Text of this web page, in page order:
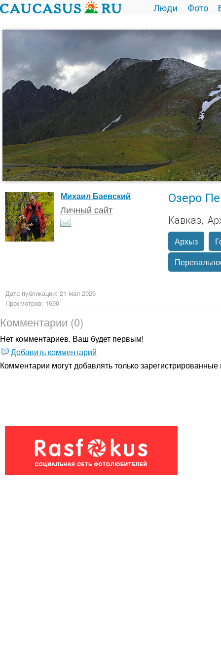
Люди Фото
Михаил Баевский
Личный сайт
Озеро
Кавказ,
Архыз
Дата публикации: 21 мая 2026
Просмотров: 1690
Комментарии (0)
Нет комментариев. Ваш будет первым!
Добавить комментарий
Комментарии могут добавлять толькозарегистрированные